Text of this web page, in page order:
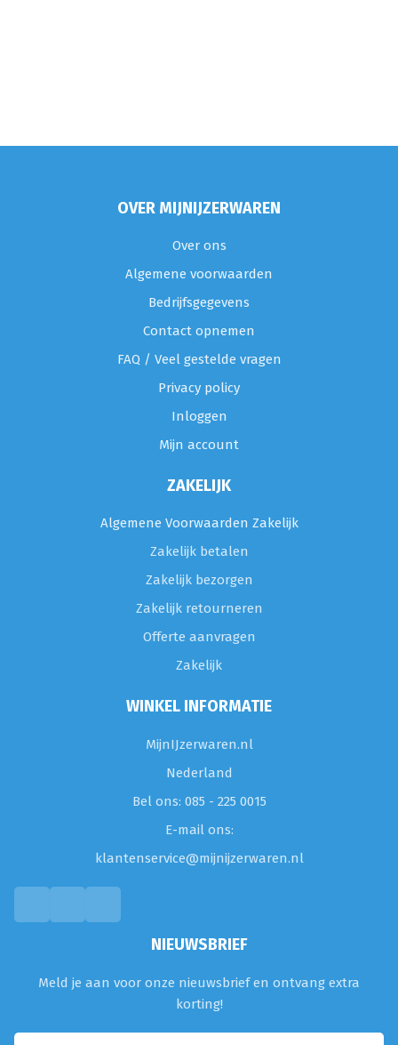
OVER MIJNIJZERWAREN
Over ons
Algemene voorwaarden
Bedrijfsgegevens
Contact opnemen
FAQ / Veel gestelde vragen
Privacy policy
Inloggen
Mijn account
ZAKELIJK
Algemene Voorwaarden Zakelijk
Zakelijk betalen
Zakelijk bezorgen
Zakelijk retourneren
Offerte aanvragen
Zakelijk
WINKEL INFORMATIE
MijnIJzerwaren.nl
Nederland
Bel ons: 085 - 225 0015
E-mail ons:
klantenservice@mijnijzerwaren.nl
NIEUWSBRIEF
Meld je aan voor onze nieuwsbrief en ontvang extra
korting!